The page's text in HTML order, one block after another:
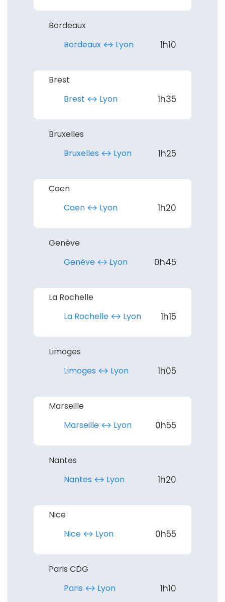
Bordeaux
Bordeaux ↔︎ Lyon
1h10
Brest
Brest ↔︎ Lyon
1h35
Bruxelles
Bruxelles ↔︎ Lyon
1h25
Caen
Caen ↔︎ Lyon
1h20
Genève
Genève ↔︎ Lyon
0h45
La Rochelle
La Rochelle ↔︎ Lyon
1h15
Limoges
Limoges ↔︎ Lyon
1h05
Marseille
Marseille ↔︎ Lyon
0h55
Nantes
Nantes ↔︎ Lyon
1h20
Nice
Nice ↔︎ Lyon
0h55
Paris CDG
Paris ↔︎ Lyon
1h10
Continuer avec Apple